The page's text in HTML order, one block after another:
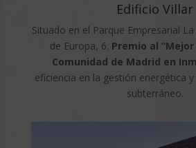
Edificio Villar
Situado en el Parque Empresarial
de Europa, 6. Premio al
Comunidad de Madrid en
eficiencia en la gestión energética
subterráneo.